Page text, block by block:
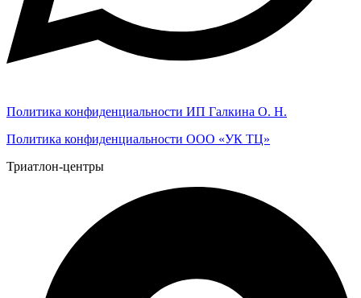
Политика конфиденциальности ИП Галкина О. Н.
Политика конфиденциальности ООО «УК ТЦ»
Триатлон-центры